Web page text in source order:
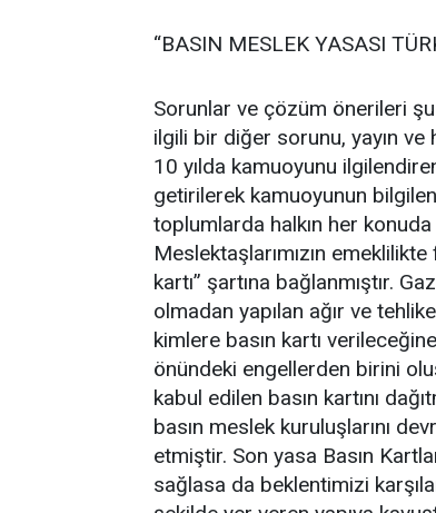
“BASIN MESLEK YASASI
Sorunlar ve çözüm önerileri
ilgili bir diğer sorunu, yayın ve
10 yılda kamuoyunu
getirilerek kamuoyunun
toplumlarda halkın her
Meslektaşlarımızın
kartı” şartına bağlanmıştır.
olmadan yapılan ağır ve
kimlere basın kartı
önündeki engellerden birini
kabul edilen basın kartını
basın meslek kuruluşlarını
etmiştir. Son yasa Basın
sağlasa da beklentimizi